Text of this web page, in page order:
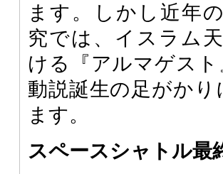
ます。しかし近年
究では、イスラム
ける『アルマゲス
動説誕生の足がか
ます。
スペースシャトル最